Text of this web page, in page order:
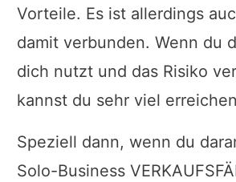
Vorteile. Es ist allerdings
damit verbunden. Wenn du
dich nutzt und das Risiko
kannst du sehr viel
Speziell dann, wenn du
Solo-Business